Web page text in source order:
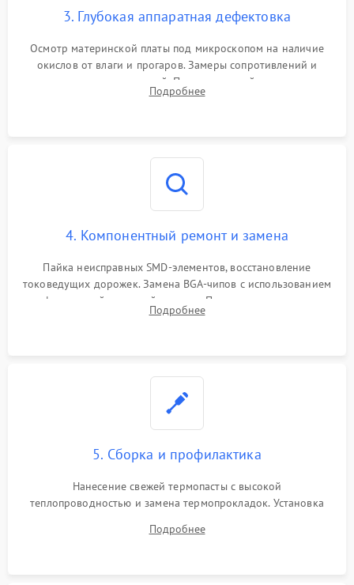
3. Глубокая аппаратная дефектовка
Осмотр материнской платы под микроскопом на наличие
окислов от влаги и прогаров. Замеры сопротивлений и
дежурных напряжений. Проверка цепей питания,
мультиконтроллера, процессора и видеочипа.
Подробнее
4. Компонентный ремонт и замена
Пайка неисправных SMD-элементов, восстановление
токоведущих дорожек. Замена BGA-чипов с использованием
инфракрасной паяльной станции. Прошивка микросхемы
BIOS или замена поврежденных портов USB
Подробнее
5. Сборка и профилактика
Нанесение свежей термопасты с высокой
теплопроводностью и замена термопрокладок. Установка
шлейфов, модулей памяти и накопителей. Предварительная
Подробнее